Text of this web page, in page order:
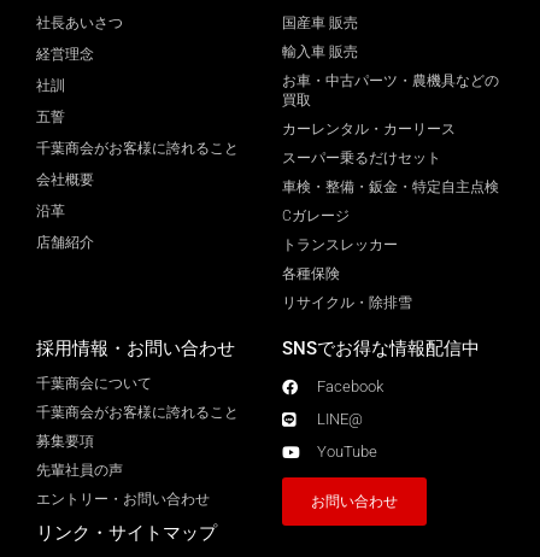
社長あいさつ
経営理念
社訓
五誓
千葉商会がお客様に誇れること
会社概要
沿革
店舗紹介
国産車 販売
輸入車 販売
お車・中古パーツ・農機具などの
買取
カーレンタル・カーリース
スーパー乗るだけセット
車検・整備・鈑金・特定自主点検
Cガレージ
トランスレッカー
各種保険
リサイクル・除排雪
採用情報・お問い合わせ
千葉商会について
千葉商会がお客様に誇れること​
募集要項
先輩社員の声
エントリー・お問い合わせ
リンク・サイトマップ
SNSでお得な情報配信中
Facebook
LINE@
YouTube
お問い合わせ